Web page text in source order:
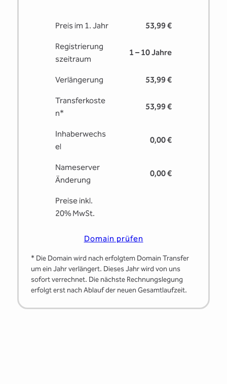
Preis im 1. Jahr 53,99 €
Registrierung
s­zeitraum
1 – 10 Jahre
Verlängerung 53,99 €
Transferkoste
n*
53,99 €
Inhaberwechs
el
0,00 €
Nameserver
Änderung
0,00 €
Preise inkl.
20% MwSt.
Domain prüfen
* Die Domain wird nach erfolgtem Domain Transfer
um ein Jahr verlängert. Dieses Jahr wird von uns
sofort verrechnet. Die nächste Rechnungslegung
erfolgt erst nach Ablauf der neuen Gesamtlaufzeit.